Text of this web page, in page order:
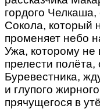
гордого Челкаша,
Сокола, который
променяет небо
Ужа, которому не
прелести полёта,
Буревестника,
и глупого
прячущегося в